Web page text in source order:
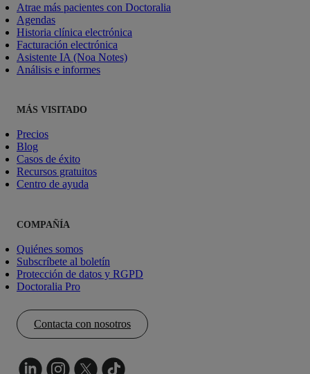
Atrae más pacientes con Doctoralia
Agendas
Historia clínica electrónica
Facturación electrónica
Asistente IA (Noa Notes)
Análisis e informes
MÁS VISITADO
Precios
Blog
Casos de éxito
Recursos gratuitos
Centro de ayuda
COMPAÑÍA
Quiénes somos
Subscríbete al boletín
Protección de datos y RGPD
Doctoralia Pro
Contacta con nosotros